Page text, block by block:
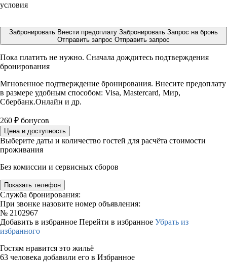
условия
Забронировать Внести предоплату Забронировать Запрос на бронь
Отправить запрос Отправить запрос
Пока платить не нужно. Сначала дождитесь подтверждения
бронирования
Мгновенное подтверждение бронирования. Внесите предоплату
в размере удобным способом: Visa, Mastercard, Мир,
Сбербанк.Онлайн и др.
260 ₽ бонусов
Цена и доступность
Выберите даты и количество гостей для расчёта стоимости
проживания
Без комиссии и сервисных сборов
Показать телефон
Служба бронирования:
При звонке назовите номер объявления:
№ 2102967
Добавить в избранное Перейти в избранное Убрать из
избранного
Гостям нравится это жильё
63 человека добавили его в Избранное